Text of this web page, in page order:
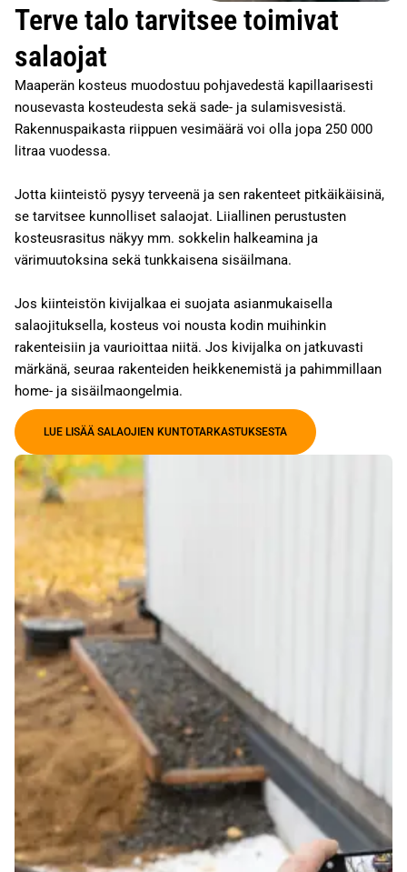
Terve talo tarvitsee toimivat
salaojat
Maaperän kosteus muodostuu pohjavedestä kapillaarisesti
nousevasta kosteudesta sekä sade- ja sulamisvesistä.
Rakennuspaikasta riippuen vesimäärä voi olla jopa 250 000
litraa vuodessa.
Jotta kiinteistö pysyy terveenä ja sen rakenteet pitkäikäisinä,
se tarvitsee kunnolliset salaojat. Liiallinen perustusten
kosteusrasitus näkyy mm. sokkelin halkeamina ja
värimuutoksina sekä tunkkaisena sisäilmana.
Jos kiinteistön kivijalkaa ei suojata asianmukaisella
salaojituksella, kosteus voi nousta kodin muihinkin
rakenteisiin ja vaurioittaa niitä. Jos kivijalka on jatkuvasti
märkänä, seuraa rakenteiden heikkenemistä ja pahimmillaan
home- ja sisäilmaongelmia.
LUE LISÄÄ SALAOJIEN KUNTOTARKASTUKSESTA